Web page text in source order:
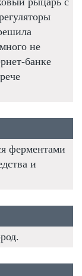
не
банке
ферментами
и